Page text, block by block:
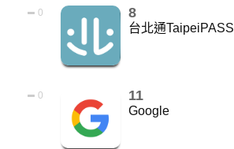
0 8
台北通TaipeiPASS
0 11
Google